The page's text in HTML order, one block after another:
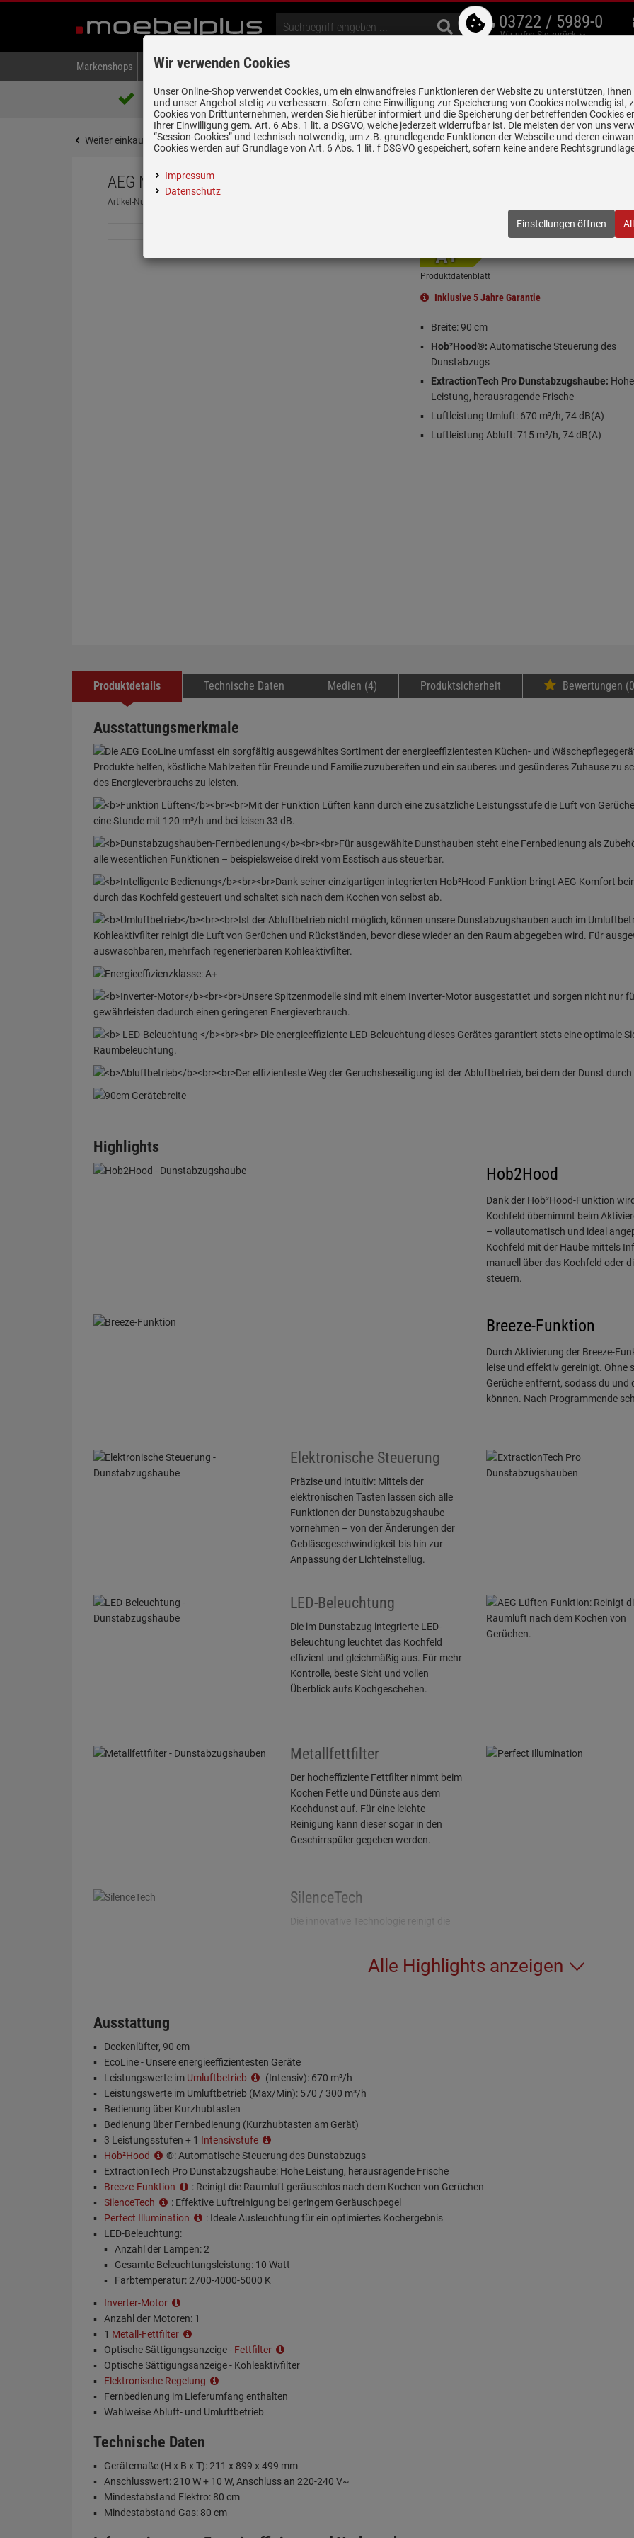
03722 / 5989-0
Wir rufen Sie zurück
Markenshops Backen & Kochen Kühlen & Gefrieren
Über 85.000 positive Bewertungen
auf eBay, Amazon und Trusted Shops
5 Jahre Garantie auf
alle gekennzeichneten Produkte
Weiter einkaufen Startseite Abzugshauben Deckenhauben AEG NDC7792SW Deckenhaube 90 cm Weiß
AEG NDC7792SW Deckenhaube 90 cm Weiß
Artikel-Nummer:
Einloggen und Bewertung schreiben
A+
Produktdatenblatt
Inklusive 5 Jahre Garantie
Breite: 90 cm
Hob²Hood®: Automatische Steuerung des
Dunstabzugs
ExtractionTech Pro Dunstabzugshaube: Hohe
Leistung, herausragende Frische
Luftleistung Umluft: 670 m³/h, 74 dB(A)
Luftleistung Abluft: 715 m³/h, 74 dB(A)
Produktdetails Technische Daten Medien (4) Produktsicherheit Bewertungen
Ausstattungsmerkmale
Highlights
Hob2Hood
Dank der Hob²Hood-Funktion
Kochfeld übernimmt beim
– vollautomatisch und ideal
Kochfeld mit der Haube mittels
manuell über das Kochfeld oder
steuern.
Breeze-Funktion
Durch Aktivierung der Breeze-
leise und effektiv gereinigt.
Gerüche entfernt, sodass du und
können. Nach Programmende
Elektronische Steuerung
Präzise und intuitiv: Mittels der
elektronischen Tasten lassen sich alle
Funktionen der Dunstabzugshaube
vornehmen – von der Änderungen der
Gebläsegeschwindigkeit bis hin zur
Anpassung der Lichteinstellug.
LED-Beleuchtung
Die im Dunstabzug integrierte LED-
Beleuchtung leuchtet das Kochfeld
effizient und gleichmäßig aus. Für mehr
Kontrolle, beste Sicht und vollen
Überblick aufs Kochgeschehen.
Metallfettfilter
Der hocheffiziente Fettfilter nimmt beim
Kochen Fette und Dünste aus dem
Kochdunst auf. Für eine leichte
Reinigung kann dieser sogar in den
Geschirrspüler gegeben werden.
SilenceTech
Die innovative Technologie reinigt die
Geräuschpegel auf einem Minimum.Alle Highlights anzeigen
Ausstattung
Deckenlüfter, 90 cm
EcoLine - Unsere energieeffizientesten Geräte
Leistungswerte im Umluftbetrieb
(Intensiv): 670 m³/h
Leistungswerte im Umluftbetrieb (Max/Min): 570 / 300 m³/h
Bedienung über Kurzhubtasten
Bedienung über Fernbedienung (Kurzhubtasten am Gerät)
3 Leistungsstufen + 1 Intensivstufe
Hob²Hood
®: Automatische Steuerung des Dunstabzugs
ExtractionTech Pro Dunstabzugshaube: Hohe Leistung, herausragende Frische
Breeze-Funktion
: Reinigt die Raumluft geräuschlos nach dem Kochen von Gerüchen
SilenceTech
: Effektive Luftreinigung bei geringem Geräuschpegel
Perfect Illumination
: Ideale Ausleuchtung für ein optimiertes Kochergebnis
LED-Beleuchtung:
Anzahl der Lampen: 2
Gesamte Beleuchtungsleistung: 10 Watt
Farbtemperatur: 2700-4000-5000 K
Inverter-Motor
Anzahl der Motoren: 1
1 Metall-Fettfilter
Optische Sättigungsanzeige - Fettfilter
Optische Sättigungsanzeige - Kohleaktivfilter
Elektronische Regelung
Fernbedienung im Lieferumfang enthalten
Wahlweise Abluft- und Umluftbetrieb
Technische Daten
Gerätemaße (H x B x T): 211 x 899 x 499 mm
Anschlusswert: 210 W + 10 W, Anschluss an 220-240 V~
Mindestabstand Elektro: 80 cm
Mindestabstand Gas: 80 cm
Wir verwenden Cookies
Unser Online-Shop verwendet Cookies, um ein einwandfreies Funktionieren der Website zu unterstützen,
und unser Angebot stetig zu verbessern. Sofern eine Einwilligung zur Speicherung von Cookies notwendig ist,
Cookies von Drittunternehmen, werden Sie hierüber informiert und die Speicherung der betreffenden Cookies
Ihrer Einwilligung gem. Art. 6 Abs. 1 lit. a DSGVO, welche jederzeit widerrufbar ist. Die meisten der von uns
“Session-Cookies” und technisch notwendig, um z.B. grundlegende Funktionen der Webseite und deren
Cookies werden auf Grundlage von Art. 6 Abs. 1 lit. f DSGVO gespeichert, sofern keine andere
Impressum
Datenschutz
Einstellungen öffnen